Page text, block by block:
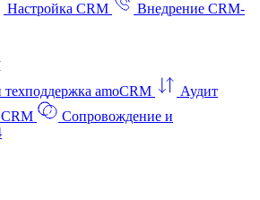
Настройка CRM
Внедрение CRM-
amoCRM
Аудит
Сопровождение и